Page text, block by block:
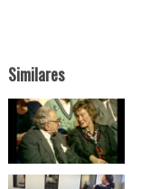
Similares